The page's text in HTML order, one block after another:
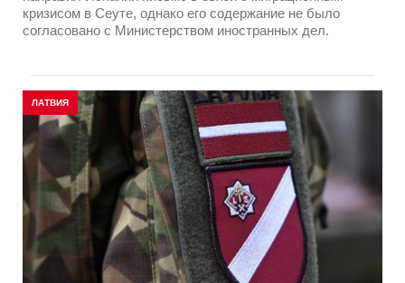
кризисом в Сеуте, однако его содержание не было
согласовано с Министерством иностранных дел.
ЛАТВИЯ